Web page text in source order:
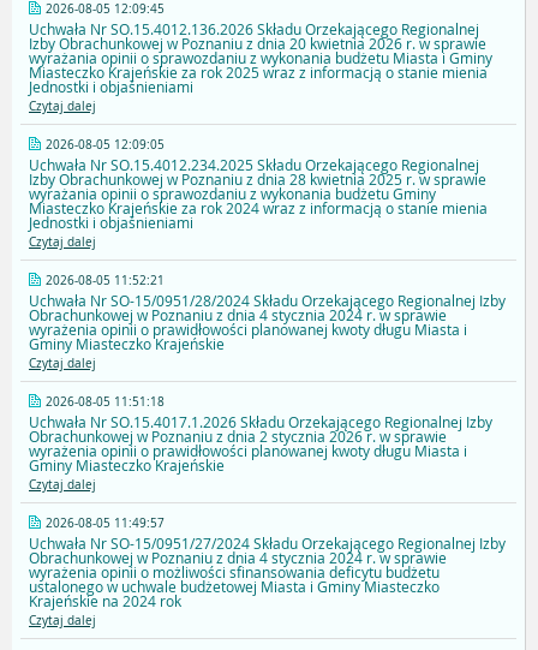
2026-08-05 12:09:45
Uchwała Nr SO.15.4012.136.2026 Składu Orzekającego Regionalnej
Izby Obrachunkowej w Poznaniu z dnia 20 kwietnia 2026 r. w sprawie
wyrażania opinii o sprawozdaniu z wykonania budżetu Miasta i Gminy
Miasteczko Krajeńskie za rok 2025 wraz z informacją o stanie mienia
Jednostki i objaśnieniami
Czytaj dalej
2026-08-05 12:09:05
Uchwała Nr SO.15.4012.234.2025 Składu Orzekającego Regionalnej
Izby Obrachunkowej w Poznaniu z dnia 28 kwietnia 2025 r. w sprawie
wyrażania opinii o sprawozdaniu z wykonania budżetu Gminy
Miasteczko Krajeńskie za rok 2024 wraz z informacją o stanie mienia
Jednostki i objaśnieniami
Czytaj dalej
2026-08-05 11:52:21
Uchwała Nr SO-15/0951/28/2024 Składu Orzekającego Regionalnej Izby
Obrachunkowej w Poznaniu z dnia 4 stycznia 2024 r. w sprawie
wyrażenia opinii o prawidłowości planowanej kwoty długu Miasta i
Gminy Miasteczko Krajeńskie
Czytaj dalej
2026-08-05 11:51:18
Uchwała Nr SO.15.4017.1.2026 Składu Orzekającego Regionalnej Izby
Obrachunkowej w Poznaniu z dnia 2 stycznia 2026 r. w sprawie
wyrażenia opinii o prawidłowości planowanej kwoty długu Miasta i
Gminy Miasteczko Krajeńskie
Czytaj dalej
2026-08-05 11:49:57
Uchwała Nr SO-15/0951/27/2024 Składu Orzekającego Regionalnej Izby
Obrachunkowej w Poznaniu z dnia 4 stycznia 2024 r. w sprawie
wyrażenia opinii o możliwości sfinansowania deficytu budżetu
ustalonego w uchwale budżetowej Miasta i Gminy Miasteczko
Krajeńskie na 2024 rok
Czytaj dalej